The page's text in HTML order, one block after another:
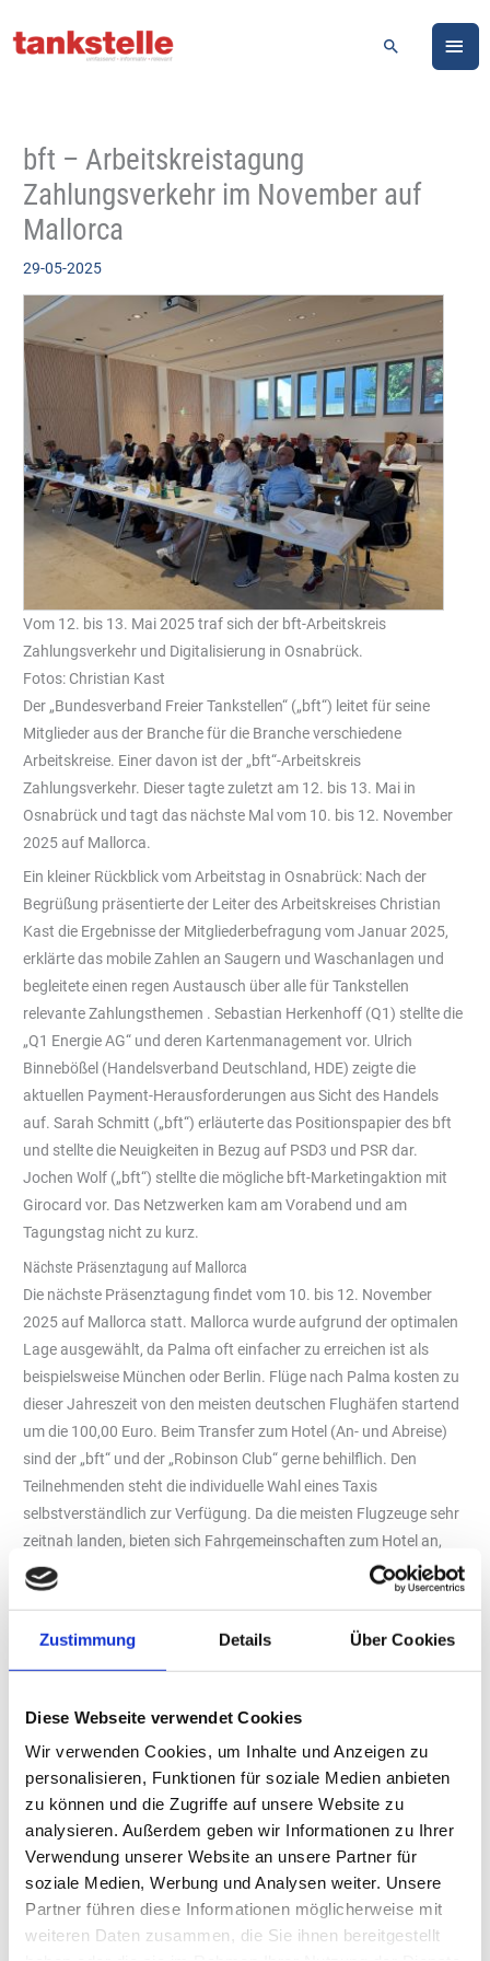
Zustimmung Details Über Cookies
Diese Webseite verwendet Cookies
Wir verwenden Cookies, um Inhalte und Anzeigen zu
personalisieren, Funktionen für soziale Medien anbieten
zu können und die Zugriffe auf unsere Website zu
analysieren. Außerdem geben wir Informationen zu Ihrer
Verwendung unserer Website an unsere Partner für
soziale Medien, Werbung und Analysen weiter. Unsere
Partner führen diese Informationen möglicherweise mit
weiteren Daten zusammen, die Sie ihnen bereitgestellt
Inhalt
Suchen
bft – Arbeitskreistagung
Zahlungsverkehr im November auf
Mallorca
29-05-2025
Vom 12. bis 13. Mai 2025 traf sich der bft-Arbeitskreis
Zahlungsverkehr und Digitalisierung in Osnabrück.
Fotos: Christian Kast
Der „Bundesverband Freier Tankstellen“ („bft“) leitet für seine
Mitglieder aus der Branche für die Branche verschiedene
Arbeitskreise. Einer davon ist der „bft“-Arbeitskreis
Zahlungsverkehr. Dieser tagte zuletzt am 12. bis 13. Mai in
Osnabrück und tagt das nächste Mal vom 10. bis 12. November
2025 auf Mallorca.
Ein kleiner Rückblick vom Arbeitstag in Osnabrück: Nach der
Begrüßung präsentierte der Leiter des Arbeitskreises Christian
Kast die Ergebnisse der Mitgliederbefragung vom Januar 2025,
erklärte das mobile Zahlen an Saugern und Waschanlagen und
begleitete einen regen Austausch über alle für Tankstellen
relevante Zahlungsthemen . Sebastian Herkenhoff (Q1) stellte die
„Q1 Energie AG“ und deren Kartenmanagement vor. Ulrich
Binnebößel (Handelsverband Deutschland, HDE) zeigte die
aktuellen Payment-Herausforderungen aus Sicht des Handels
auf. Sarah Schmitt („bft“) erläuterte das Positionspapier des bft
und stellte die Neuigkeiten in Bezug auf PSD3 und PSR dar.
Jochen Wolf („bft“) stellte die mögliche bft-Marketingaktion mit
Girocard vor. Das Netzwerken kam am Vorabend und am
Tagungstag nicht zu kurz.
Nächste Präsenztagung auf Mallorca
Die nächste Präsenztagung findet vom 10. bis 12. November
2025 auf Mallorca statt. Mallorca wurde aufgrund der optimalen
Lage ausgewählt, da Palma oft einfacher zu erreichen ist als
beispielsweise München oder Berlin. Flüge nach Palma kosten zu
dieser Jahreszeit von den meisten deutschen Flughäfen startend
um die 100,00 Euro. Beim Transfer zum Hotel (An- und Abreise)
sind der „bft“ und der „Robinson Club“ gerne behilflich. Den
Teilnehmenden steht die individuelle Wahl eines Taxis
selbstverständlich zur Verfügung. Da die meisten Flugzeuge sehr
zeitnah landen, bieten sich Fahrgemeinschaften zum Hotel an,
auch hier ist der bft bei der Organisation behilflich.
150,00 Euro pro Nacht inkl. „Vollpension made by Robinson“.
Abendessen
Langschläferfrühstück
BistroLine
Getränke zu den Hauptmahlzeiten inklusive:
Frühstück: Kaffeespezialitäten, Filterkaffee, Tee, Wasser,
Tischgetränke
Mittagessen: Tischwein, Bier, Wasser, ausgewählte
Softdrinks, Filterkaffee und Tee
Abendessen: Tischwein, Bier, Wasser, ausgewählte